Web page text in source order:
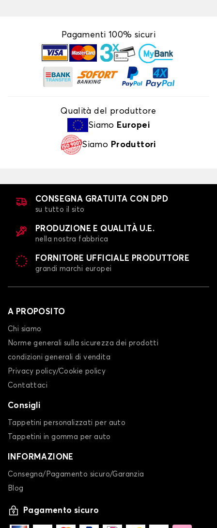
Pagamenti 100% sicuri
Qualità del produttore
Siamo Europei
Siamo Produttori
CONSEGNA GRATUITA CON DPD
su tutto il sito
PRODUZIONE E QUALITÀ U.E.
nella nostra fabbrica
FORNITORE UFFICIALE PRODUTTORE
grandi marchi europei
A PROPOSITO
Chi siamo
Norme generali sulla sicurezza dei prodotti
condizioni generali di vendita
Privacy policy/Cookie policy
Contattaci
Consigli
Tappetini personalizzati per auto
Tappetini in gomma per auto
INFORMAZIONE
Consegna/Pagamento sicuro/Garanzia
Blog
Pagamento sicuro